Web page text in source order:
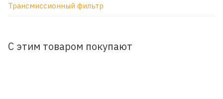
Трансмиссионный фильтр
С этим товаром покупают